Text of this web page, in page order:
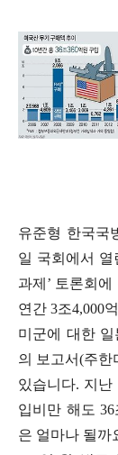
유준형 한국국
일 국회에서 열
과제 ’ 토론회에
연간 3조4,000
미군에 대한
의 보고서(주한
있습니다. 지난
입비만 해도36
은 얼마나 될까